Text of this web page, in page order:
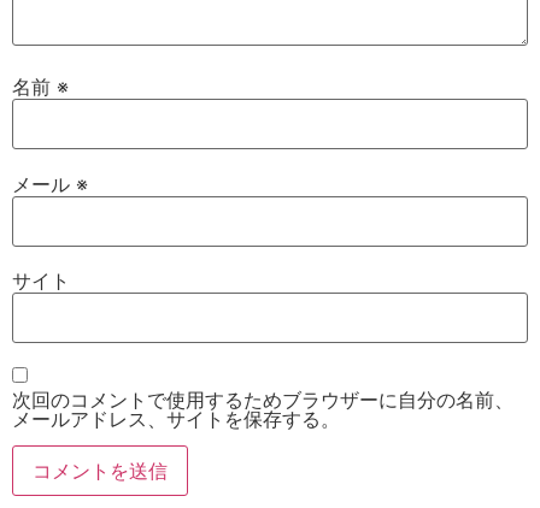
名前 ※
メール ※
サイト
次回のコメントで使用するためブラウザーに自分の名前、
メールアドレス、サイトを保存する。